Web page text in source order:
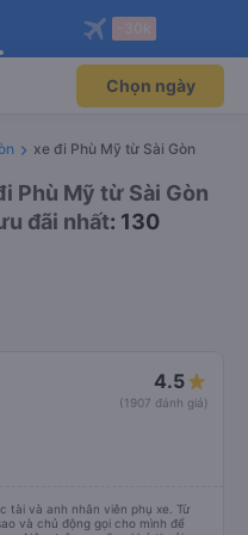
độc
Mở app
bay qua
Mở app
Chọn ngày
xe đi Phù Mỹ từ Sài Gòn
Phù Mỹ từ Sài Gòn
đãi nhất: 130
4.5
(1907 đánh giá)
và anh nhân viên phụ xe. Từ
và chủ động gọi cho mình để